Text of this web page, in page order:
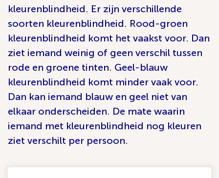
kleurenblindheid. Er zijn verschillende
soorten kleurenblindheid. Rood-groen
kleurenblindheid komt het vaakst voor. Dan
ziet iemand weinig of geen verschil tussen
rode en groene tinten. Geel-blauw
kleurenblindheid komt minder vaak voor.
Dan kan iemand blauw en geel niet van
elkaar onderscheiden. De mate waarin
iemand met kleurenblindheid nog kleuren
ziet verschilt per persoon.